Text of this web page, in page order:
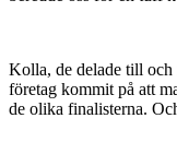
Kolla, de delade till
företag kommit på att
de olika finalisterna.